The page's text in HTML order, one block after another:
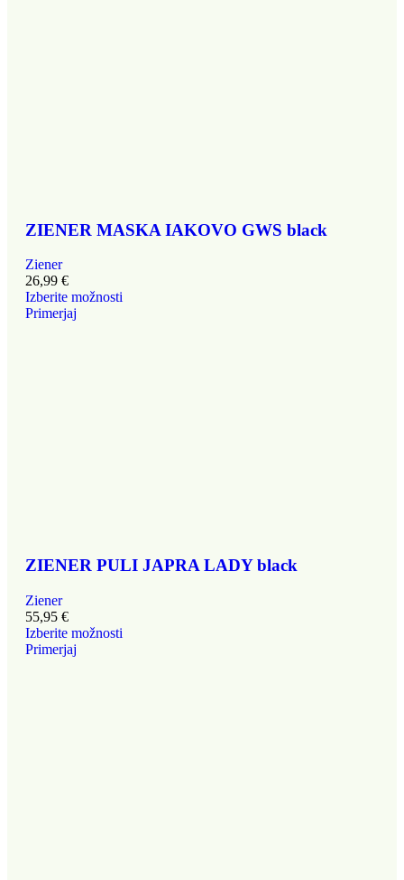
ZIENER MASKA IAKOVO GWS black
Ziener
26,99 €
Izberite možnosti
Primerjaj
ZIENER PULI JAPRA LADY black
Ziener
55,95 €
Izberite možnosti
Primerjaj